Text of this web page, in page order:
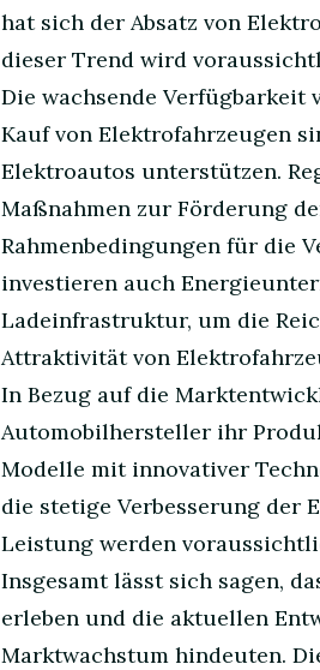
hat sich der Absatz von
dieser Trend wird
Die wachsende
Kauf von Elektrofahrzeugen
Elektroautos unterstützen.
Maßnahmen zur Förderung
Rahmenbedingungen für die
investieren auch
Ladeinfrastruktur, um die
Attraktivität von
In Bezug auf die
Automobilhersteller ihr
Modelle mit innovativer
die stetige Verbesserung der
Leistung werden
Insgesamt lässt sich sagen,
erleben und die aktuellen
Marktwachstum hindeuten.